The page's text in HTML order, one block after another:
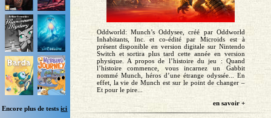
Encore plus de testsici
Oddworld: Munch’s Oddysee, créé par Oddworld
Inhabitants, Inc. et co-édité par Microids est à
présent disponible en version digitale sur Nintendo
Switch et sortira plus tard cette année en version
physique. A propos de l’histoire du jeu : Quand
l’histoire commence, vous incarnez un Gabbit
nommé Munch, héros d’une étrange odyssée... En
effet, la vie de Munch est sur le point de changer –
Et pour le pire...
en savoir +